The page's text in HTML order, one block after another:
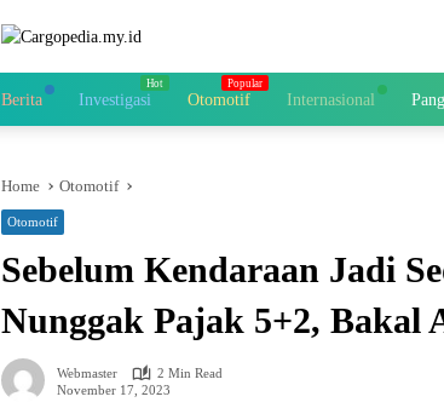
Berita Investigasi Otomotif Internasional
Home Otomotif
Otomotif
Sebelum Kendaraan Jadi
Nunggak Pajak 5+2, Bakal
Webmaster
2 Min Read
November 17, 2023